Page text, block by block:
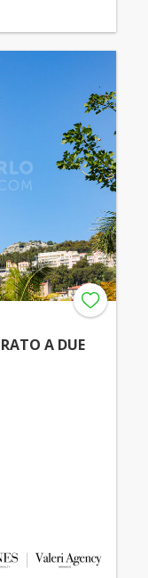
A DUE